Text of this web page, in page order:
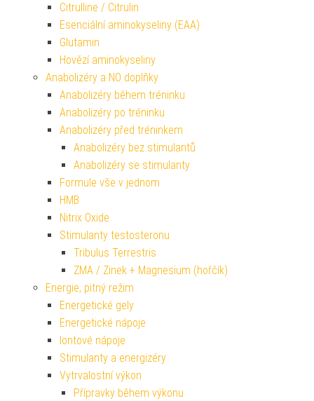
Citrulline / Citrulin
Esenciální aminokyseliny (EAA)
Glutamin
Hovězí aminokyseliny
Anabolizéry a NO doplňky
Anabolizéry během tréninku
Anabolizéry po tréninku
Anabolizéry před tréninkem
Anabolizéry bez stimulantů
Anabolizéry se stimulanty
Formule vše v jednom
HMB
Nitrix Oxide
Stimulanty testosteronu
Tribulus Terrestris
ZMA / Zinek + Magnesium (hořčík)
Energie, pitný režim
Energetické gely
Energetické nápoje
Iontové nápoje
Stimulanty a energizéry
Vytrvalostní výkon
Přípravky během výkonu